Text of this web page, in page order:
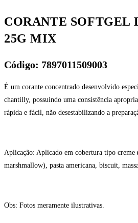
CORANTE SOFTGEL
25G MIX
Código: 7897011509003
É um corante concentrado desenvolvido
chantilly, possuindo uma consistência
rápida e fácil, não desestabilizando a
Aplicação: Aplicado em cobertura tipo creme
marshmallow), pasta americana, biscuit,
Obs: Fotos meramente ilustrativas.